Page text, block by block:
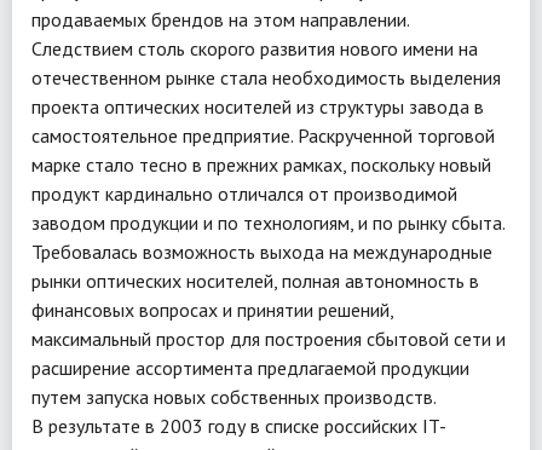
продаваемых брендов на этом направлении.
Следствием столь скорого развития нового имени на
отечественном рынке стала необходимость выделения
проекта оптических носителей из структуры завода в
самостоятельное предприятие. Раскрученной торговой
марке стало тесно в прежних рамках, поскольку новый
продукт кардинально отличался от производимой
заводом продукции и по технологиям, и по рынку сбыта.
Требовалась возможность выхода на международные
рынки оптических носителей, полная автономность в
финансовых вопросах и принятии решений,
максимальный простор для построения сбытовой сети и
расширение ассортимента предлагаемой продукции
путем запуска новых собственных производств.
В результате в 2003 году в списке российских IT-